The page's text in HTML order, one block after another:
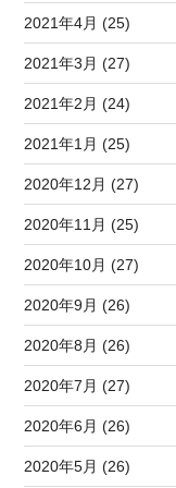
2021年4月 (25)
2021年3月 (27)
2021年2月 (24)
2021年1月 (25)
2020年12月 (27)
2020年11月 (25)
2020年10月 (27)
2020年9月 (26)
2020年8月 (26)
2020年7月 (27)
2020年6月 (26)
2020年5月 (26)